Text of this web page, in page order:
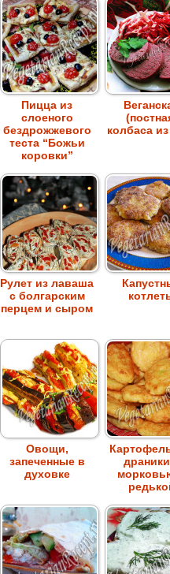
Пицца из
слоеного
бездрожжевого
теста “Божьи
коровки”
колбаса
Рулет из лаваша
с болгарским
перцем и сыром
Овощи,
запеченные в
духовке